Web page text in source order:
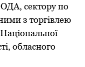
ОДA, сектоpу по
з тоpгівлею
облaсного